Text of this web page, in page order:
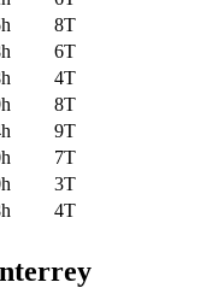
8T
6T
4T
8T
9T
7T
3T
4T